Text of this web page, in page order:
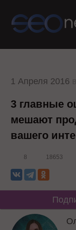
1 Апреля 2016
3 главные
мешают
вашего
8 18653